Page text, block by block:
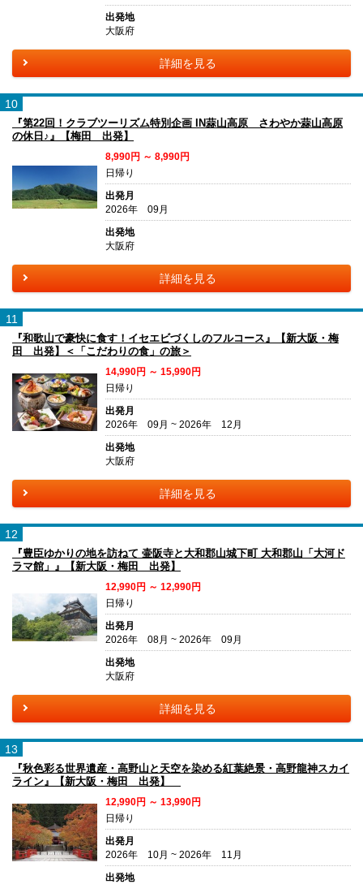
出発地
大阪府
詳細を見る
10
『第22回！クラブツーリズム特別企画 IN蒜山高原 さわやか蒜山高原
の休日♪』【梅田 出発】
8,990円 ～ 8,990円
日帰り
出発月
2026年 09月
出発地
大阪府
詳細を見る
11
『和歌山で豪快に食す！イセエビづくしのフルコース』【新大阪・梅
田 出発】＜「こだわりの食」の旅＞
14,990円 ～ 15,990円
日帰り
出発月
2026年 09月 ~ 2026年 12月
出発地
大阪府
詳細を見る
12
『豊臣ゆかりの地を訪ねて 壷阪寺と大和郡山城下町 大和郡山「大河ド
ラマ館」』【新大阪・梅田 出発】
12,990円 ～ 12,990円
日帰り
出発月
2026年 08月 ~ 2026年 09月
出発地
大阪府
詳細を見る
13
『秋色彩る世界遺産・高野山と天空を染める紅葉絶景・高野龍神スカイ
ライン』【新大阪・梅田 出発】
12,990円 ～ 13,990円
日帰り
出発月
2026年 10月 ~ 2026年 11月
出発地